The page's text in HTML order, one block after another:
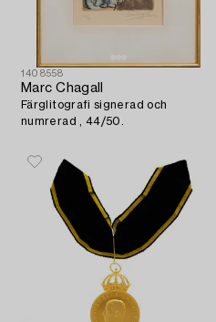
1408558
Marc Chagall
Färglitografi signerad och
numrerad , 44/50.